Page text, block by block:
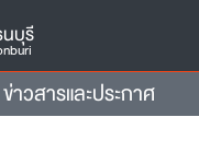
นบุรี
ข่าวสารและประกาศ